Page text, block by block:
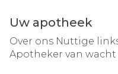
Uw apotheek
Over ons Nuttige
Apotheker van wacht